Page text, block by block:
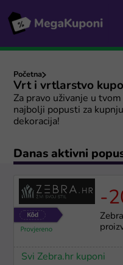
Početna
Vrt i vrtlarstvo
Za pravo uživanje u
najbolji popusti za
dekoracija!
Danas aktivni
-
Svi Zebra.hr kuponi